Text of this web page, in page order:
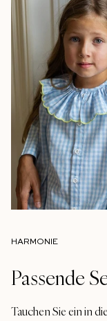
HARMONIE
Passende
Tauchen Sie ein in